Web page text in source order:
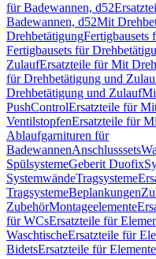
für Badewannen, d52
Badewannen, d52Mit
DrehbetätigungFertigbausets
Fertigbausets für
ZulaufErsatzteile für Mit
für Drehbetätigung und
Drehbetätigung und Zulauf
PushControlErsatzteile für
VentilstopfenErsatzteile für
Ablaufgarnituren für
BadewannenAnschlusssets
SpülsystemeGeberit Duofix
SystemwändeTragsysteme
TragsystemeBeplankungen
ZubehörMontageelemente
für WCsErsatzteile für
WaschtischeErsatzteile für
BidetsErsatzteile für